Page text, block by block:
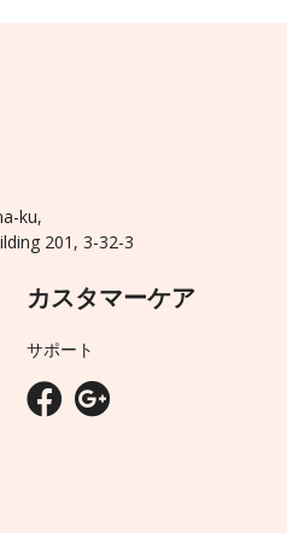
ku,
201, 3-32-3
カスタマーケア
サポート